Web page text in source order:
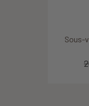
Sous-